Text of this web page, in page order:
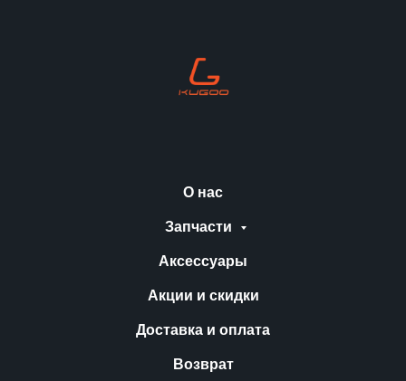
О нас
Запчасти
Аксессуары
Акции и скидки
Доставка и оплата
Возврат